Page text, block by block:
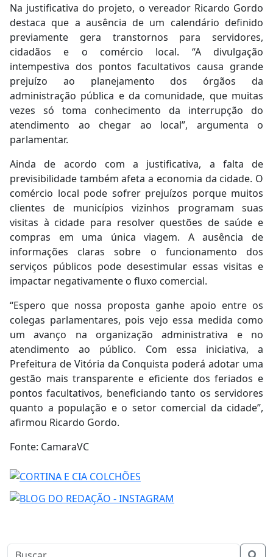
Na justificativa do projeto, o vereador Ricardo Gordo
destaca que a ausência de um calendário definido
previamente gera transtornos para servidores,
cidadãos e o comércio local. “A divulgação
intempestiva dos pontos facultativos causa grande
prejuízo ao planejamento dos órgãos da
administração pública e da comunidade, que muitas
vezes só toma conhecimento da interrupção do
atendimento ao chegar ao local”, argumenta o
parlamentar.
Ainda de acordo com a justificativa, a falta de
previsibilidade também afeta a economia da cidade. O
comércio local pode sofrer prejuízos porque muitos
clientes de municípios vizinhos programam suas
visitas à cidade para resolver questões de saúde e
compras em uma única viagem. A ausência de
informações claras sobre o funcionamento dos
serviços públicos pode desestimular essas visitas e
impactar negativamente o fluxo comercial.
“Espero que nossa proposta ganhe apoio entre os
colegas parlamentares, pois vejo essa medida como
um avanço na organização administrativa e no
atendimento ao público. Com essa iniciativa, a
Prefeitura de Vitória da Conquista poderá adotar uma
gestão mais transparente e eficiente dos feriados e
pontos facultativos, beneficiando tanto os servidores
quanto a população e o setor comercial da cidade”,
afirmou Ricardo Gordo.
Fonte: CamaraVC